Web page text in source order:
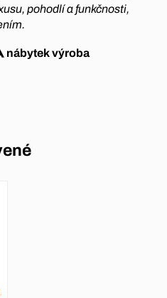
pohodlí a funkčnosti,
nábytekvýroba